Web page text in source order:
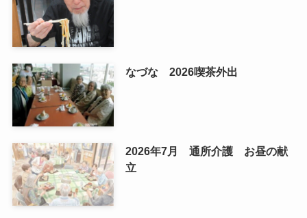
なづな 2026喫茶外出
2026年7月 通所介護 お昼の献
立